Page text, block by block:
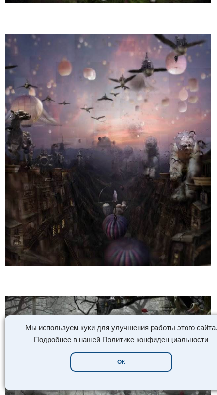
Мы используем куки для улучшения работы этого сайта.
Подробнее в нашей Политике конфиденциальности
ОК